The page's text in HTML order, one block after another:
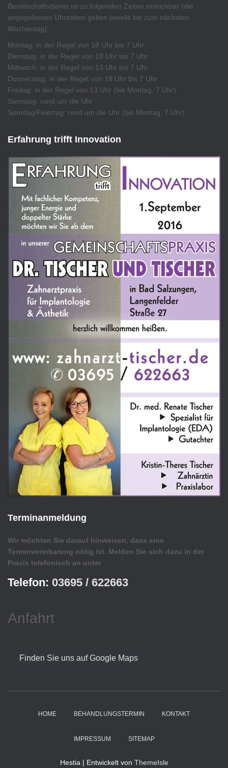
Bereitschaftsdienst ist zu folgenden Zeiten erreichbar (die
angegebenen Uhrzeiten gelten jeweils bis zum nächsten
Wochentag):
Montag: in der Regel von 18 Uhr bis 7 Uhr
Dienstag: in der Regel von 18 Uhr bis 7 Uhr
Mittwoch: in der Regel von 13 Uhr bis 7 Uhr
Donnerstag: in der Regel von 18 Uhr bis 7 Uhr
Freitag: in der Regel von 13 Uhr (bis Montag, 7 Uhr)
Samstag: rund um die Uhr
Sonntag/Feiertag: rund um die Uhr (bis Montag, 7 Uhr)
Erfahrung trifft Innovation
Terminanmeldung
Wir möchten Sie darauf hinweisen, dass eine
Terminverinbarung nötig ist. Melden Sie sich dazu in der
Praxis telefonisch an unter
Telefon: 03695 / 622663
Anfahrt
Finden Sie uns auf Google Maps
HOME BEHANDLUNGSTERMIN KONTAKT
IMPRESSUM SITEMAP
Hestia | Entwickelt von ThemeIsle